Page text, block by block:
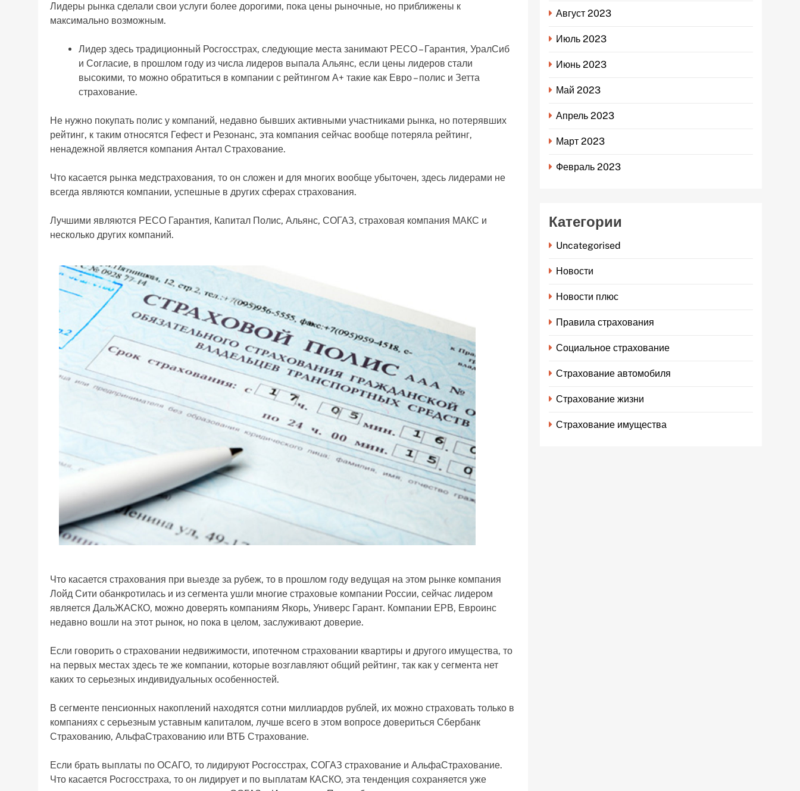
Лидеры рынка сделали свои услуги более дорогими, пока цены рыночные, но приближены к
максимально возможным.
Лидер здесь традиционный Росгосстрах, следующие места занимают РЕСО – Гарантия, УралСиб
и Согласие, в прошлом году из числа лидеров выпала Альянс, если цены лидеров стали
высокими, то можно обратиться в компании с рейтингом А+ такие как Евро – полис и Зетта
страхование.
Не нужно покупать полис у компаний, недавно бывших активными участниками рынка, но потерявших
рейтинг, к таким относятся Гефест и Резонанс, эта компания сейчас вообще потеряла рейтинг,
ненадежной является компания Антал Страхование.
Что касается рынка медстрахования, то он сложен и для многих вообще убыточен, здесь лидерами не
всегда являются компании, успешные в других сферах страхования.
Лучшими являются РЕСО Гарантия, Капитал Полис, Альянс, СОГАЗ, страховая компания МАКС и
несколько других компаний.
Что касается страхования при выезде за рубеж, то в прошлом году ведущая на этом рынке компания
Лойд Сити обанкротилась и из сегмента ушли многие страховые компании России, сейчас лидером
является ДальЖАСКО, можно доверять компаниям Якорь, Универс Гарант. Компании ЕРВ, Евроинс
недавно вошли на этот рынок, но пока в целом, заслуживают доверие.
Если говорить о страховании недвижимости, ипотечном страховании квартиры и другого имущества, то
на первых местах здесь те же компании, которые возглавляют общий рейтинг, так как у сегмента нет
каких то серьезных индивидуальных особенностей.
В сегменте пенсионных накоплений находятся сотни миллиардов рублей, их можно страховать только в
компаниях с серьезным уставным капиталом, лучше всего в этом вопросе довериться Сбербанк
Страхованию, АльфаСтрахованию или ВТБ Страхование.
Если брать выплаты по ОСАГО, то лидируют Росгосстрах, СОГАЗ страхование и АльфаСтрахование.
Что касается Росгосстраха, то он лидирует и по выплатам КАСКО, эта тенденция сохраняется уже
Август 2023
Июль 2023
Июнь 2023
Май 2023
Апрель 2023
Март 2023
Февраль 2023
Категории
Uncategorised
Новости
Новости плюс
Правила страхования
Социальное страхование
Страхование автомобиля
Страхование жизни
Страхование имущества